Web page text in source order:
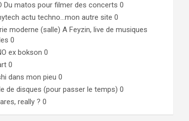
Du matos pour filmer des concerts 0
actu techno…mon autre site 0
moderne (salle) A Feyzin, live de musiques
0
ex bokson 0
0
dans mon pieu 0
de disques (pour passer le temps) 0
really ? 0